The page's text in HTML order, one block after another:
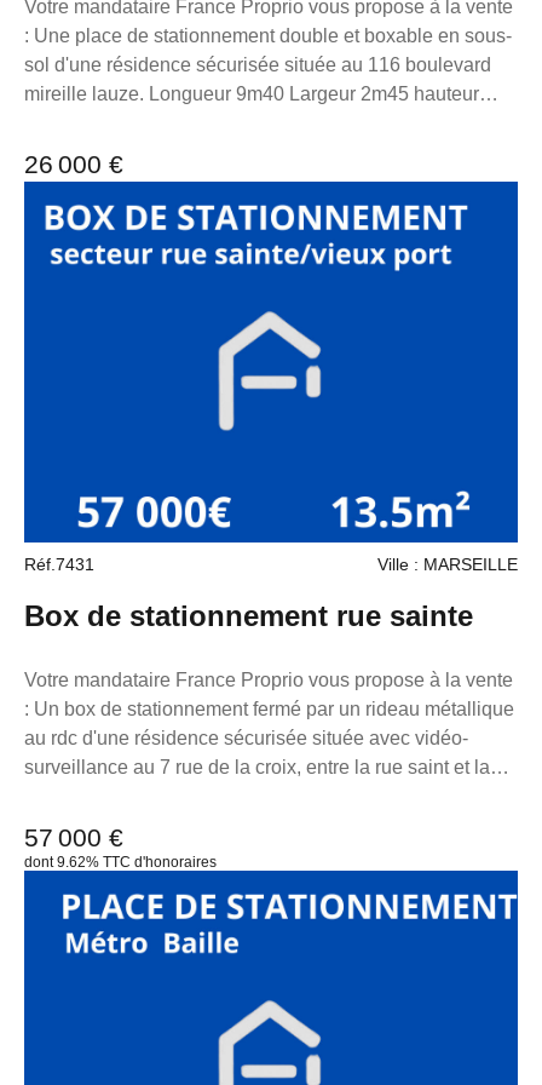
Votre mandataire France Proprio vous propose à la vente
: Une place de stationnement double et boxable en sous-
sol d'une résidence sécurisée située au 116 boulevard
mireille lauze. Longueur 9m40 Largeur 2m45 hauteur
dans le fond d'une cave de 1m30 de long par 2m45 de
large et 2m60 de haut Charge : 3€:mois TF 100€ la
résidence et bénéficie d'un système de vidéo-
toutes demandes d'informations, n'hésitez pas à me
immobilière a été rédigée sous la responsabilité
éditoriale de M. loonis gahel, mandataire indépendant en
immobilier (sans détention de fonds), agent commercial
la société France Proprio. Retrouvez tous nos biens sur
notre site internet. www.franceproprio.com
26 000 €
Réf.7431 Ville : MARSEILLE
Box de stationnement rue sainte
Votre mandataire France Proprio vous propose à la vente
: Un box de stationnement fermé par un rideau métallique
au rdc d'une résidence sécurisée située avec vidéo-
surveillance au 7 rue de la croix, entre la rue saint et la
vieux port Longueur 5m Largeur 2m77 hauteur 2m50
Hauteur porte 2m10 Largeur porte 2m30 5m devant pour
bien situé. Pour toutes demandes d'informations,
n'hésitez pas à me contacter au 06 98 89 14 62. La
responsabilité éditoriale de M. loonis gahel, mandataire
indépendant en immobilier (sans détention de fonds),
agent commercial du Réseau France Proprio immatriculé
57 000 €
dont 9.62% TTC d'honoraires